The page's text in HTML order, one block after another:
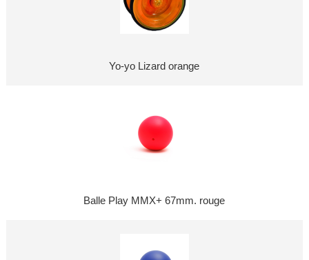
Yo-yo Lizard orange
Balle Play MMX+ 67mm. rouge